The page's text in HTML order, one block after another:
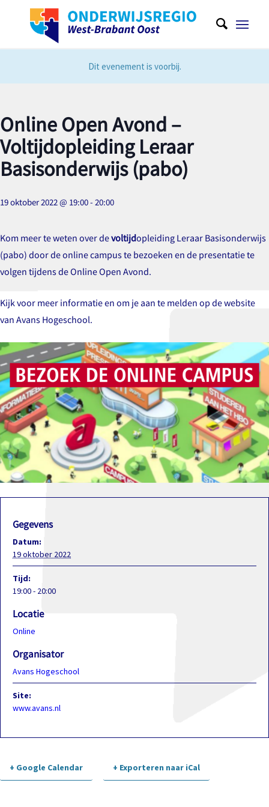
Dit evenement is voorbij.
Online Open Avond –
Voltijdopleiding Leraar
Basisonderwijs (pabo)
19 oktober 2022 @ 19:00- 20:00
Kom meer te weten over devoltijdopleiding Leraar Basisonderwijs
(pabo) door de online campus te bezoeken en de presentatie te
volgen tijdens de Online Open Avond.
Kijk voor meer informatie en om je aan te melden op de website
van Avans Hogeschool.
Gegevens
Datum:
19 oktober 2022
Tijd:
19:00 - 20:00
Locatie
Online
Organisator
Avans Hogeschool
Site:
www.avans.nl
+ Google Calendar + Exporteren naar iCal